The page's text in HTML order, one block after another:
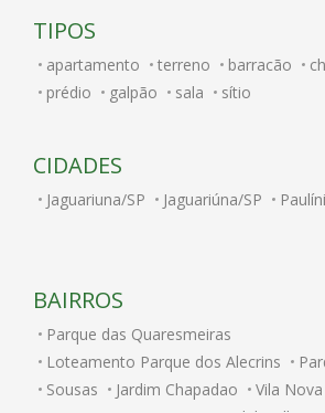
TIPOS
apartamento terreno barracão
prédio
galpão sala sítio
CIDADES
Jaguariuna/SP Jaguariúna/SP
BAIRROS
Parque das Quaresmeiras
Loteamento Parque dos Alecrins
Sousas
Jardim Chapadao
Vila Nova